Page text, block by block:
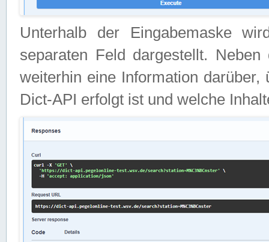
Unterhalb der Eingabemaske
separaten Feld dargestellt.
weiterhin eine Information
Dict-API erfolgt ist und welche